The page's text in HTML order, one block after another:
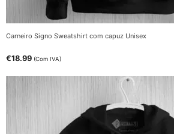
Carneiro Signo Sweatshirt com capuz Unisex
€18.99 (Com IVA)